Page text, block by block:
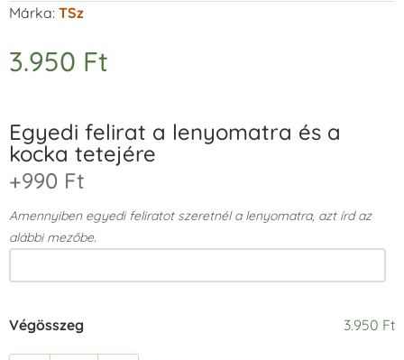
Márka: TSz
3.950 Ft
Egyedi felirat a lenyomatra és a
kocka tetejére
+990 Ft
Amennyiben egyedi feliratot szeretnél a lenyomatra, azt írd az
alábbi mezőbe.
Végösszeg 3.950 Ft